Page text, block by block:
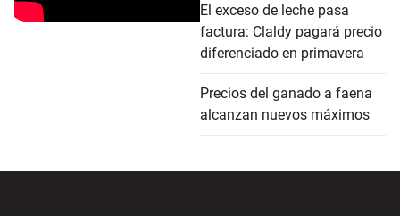
El exceso de leche pasa
factura: Claldy pagará precio
diferenciado en primavera
Precios del ganado a faena
alcanzan nuevos máximos